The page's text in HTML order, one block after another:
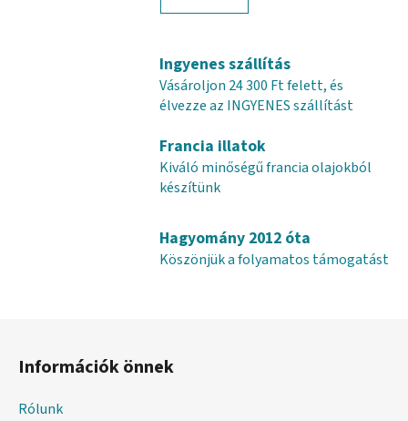
a
r
á
n
í
t
á
s
l
e
Ingyenes szállítás
Vásároljon 24 300 Ft felett, és
élvezze az INGYENES szállítást
Francia illatok
Kiváló minőségű francia olajokból
készítünk
Hagyomány 2012 óta
Köszönjük a folyamatos támogatást
Információk önnek
Rólunk